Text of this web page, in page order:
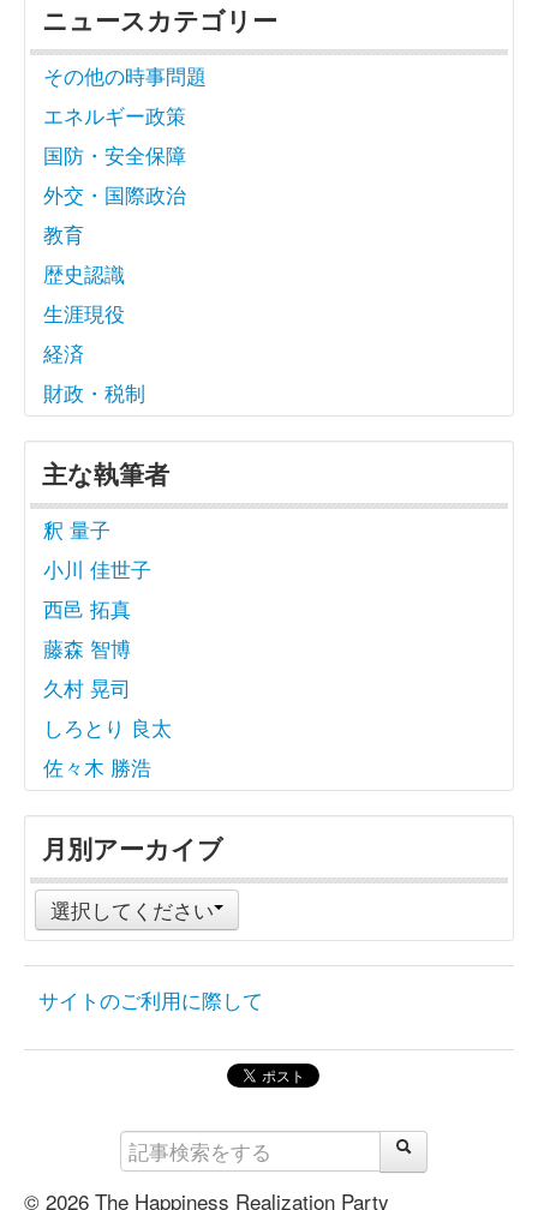
ニュースカテゴリー
その他の時事問題
エネルギー政策
国防・安全保障
外交・国際政治
教育
歴史認識
生涯現役
経済
財政・税制
主な執筆者
釈 量子
小川 佳世子
西邑 拓真
藤森 智博
久村 晃司
しろとり 良太
佐々木 勝浩
月別アーカイブ
選択してください
サイトのご利用に際して
© 2026 The Happiness Realization Party